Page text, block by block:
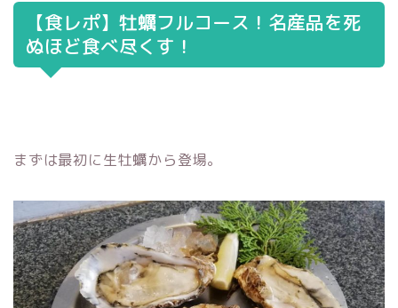
【食レポ】牡蠣フルコース！名産品を死
ぬほど食べ尽くす！
まずは最初に生牡蠣から登場。